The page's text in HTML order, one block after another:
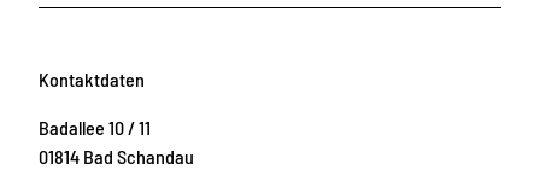
Kontaktdaten
Badallee 10 / 11
01814 Bad Schandau